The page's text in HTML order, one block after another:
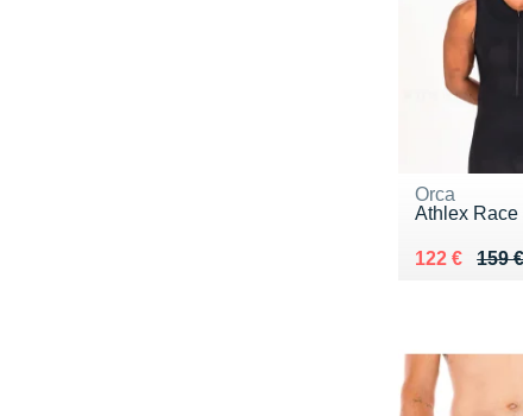
Orca
Athlex Race
159
Au lieu de
122 €
Vendu 122